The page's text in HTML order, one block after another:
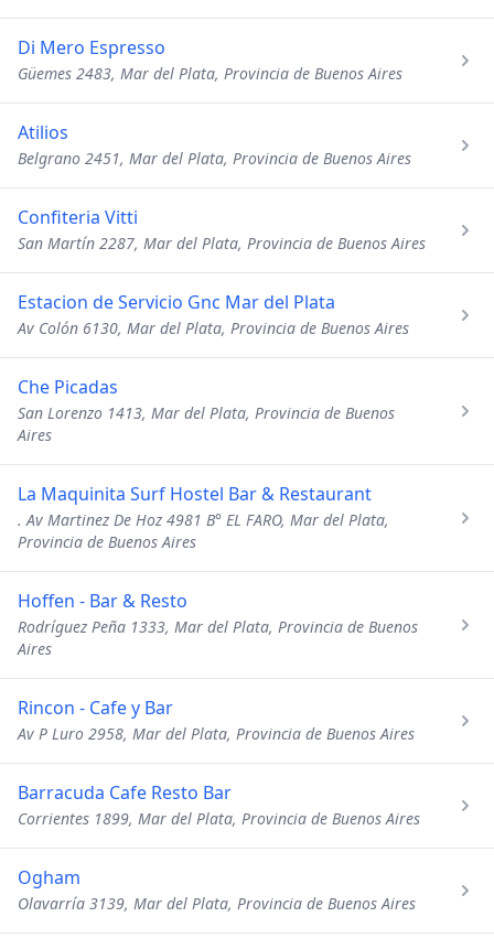
Di Mero Espresso
Güemes 2483, Mar del Plata, Provincia de Buenos Aires
Atilios
Belgrano 2451, Mar del Plata, Provincia de Buenos Aires
Confiteria Vitti
San Martín 2287, Mar del Plata, Provincia de Buenos Aires
Estacion de Servicio Gnc Mar del Plata
Av Colón 6130, Mar del Plata, Provincia de Buenos Aires
Che Picadas
San Lorenzo 1413, Mar del Plata, Provincia de Buenos
Aires
La Maquinita Surf Hostel Bar & Restaurant
. Av Martinez De Hoz 4981 B° EL FARO, Mar del Plata,
Provincia de Buenos Aires
Hoffen - Bar & Resto
Rodríguez Peña 1333, Mar del Plata, Provincia de Buenos
Aires
Rincon - Cafe y Bar
Av P Luro 2958, Mar del Plata, Provincia de Buenos Aires
Barracuda Cafe Resto Bar
Corrientes 1899, Mar del Plata, Provincia de Buenos Aires
Ogham
Olavarría 3139, Mar del Plata, Provincia de Buenos Aires